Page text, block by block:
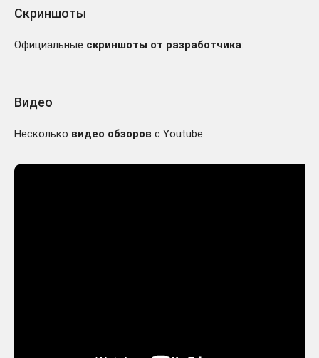
Скриншоты
Официальные скриншоты от разработчика:
Видео
Несколько видео обзоров с Youtube: